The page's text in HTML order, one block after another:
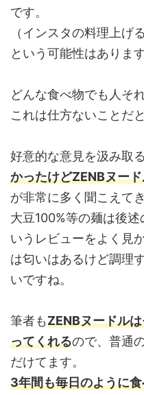
です。
（インスタの料理上げ
という可能性はあります
どんな食べ物でも人そ
これは仕方ないことだ
好意的な意見を汲み取る
かったけどZENBヌー
が非常に多く聞こえてき
大豆100%等の麺は後
いうレビューをよく見
は匂いはあるけど調理
いですね。
筆者もZENBヌードル
ってくれるので、普通
だけてます。
3年間も毎日のように